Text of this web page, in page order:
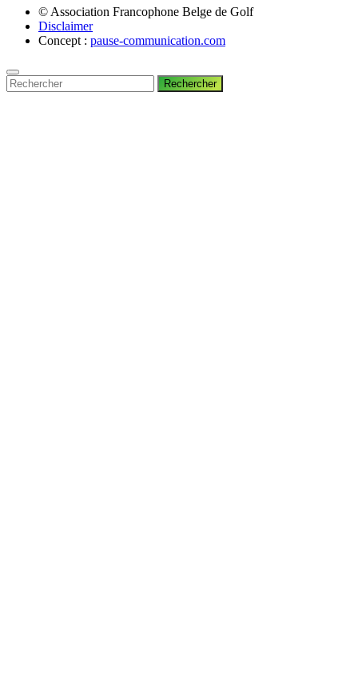
© Association Francophone Belge de Golf
Disclaimer
Concept : pause-communication.com
Rechercher